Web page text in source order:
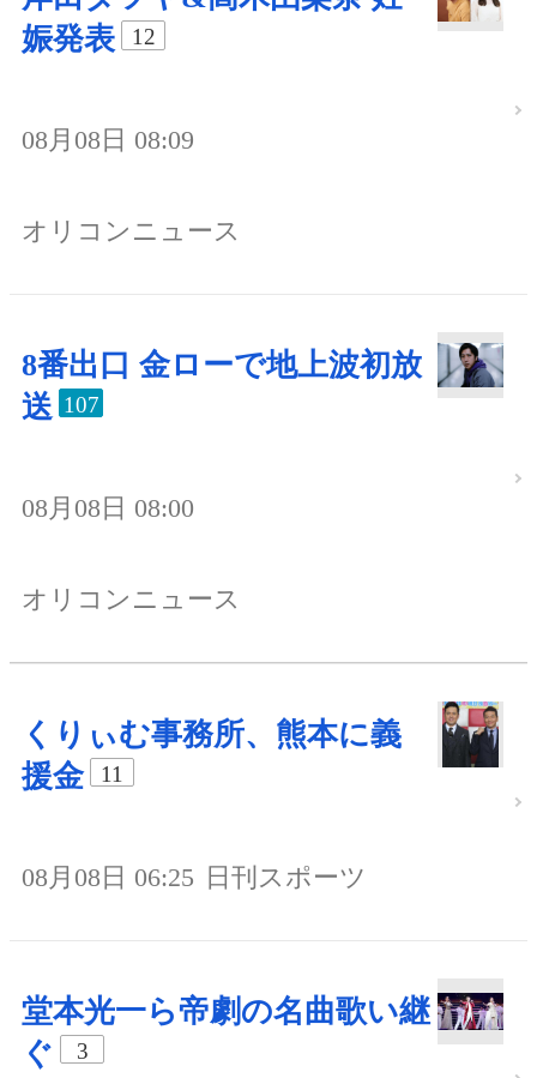
娠発表
12
08月08日 08:09
オリコンニュース
8番出口 金ローで地上波初放
送 107
08月08日 08:00
オリコンニュース
くりぃむ事務所、熊本に義
援金
11
08月08日 06:25 日刊スポーツ
堂本光一ら帝劇の名曲歌い継
ぐ
3